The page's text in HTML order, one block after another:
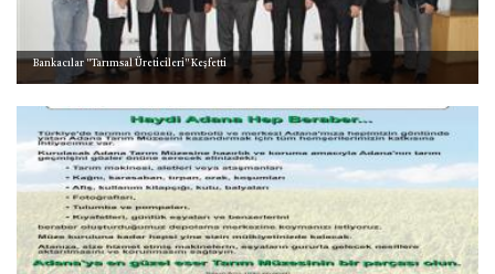
Bankacılar ''Tarımsal Üreticileri'' Keşfetti